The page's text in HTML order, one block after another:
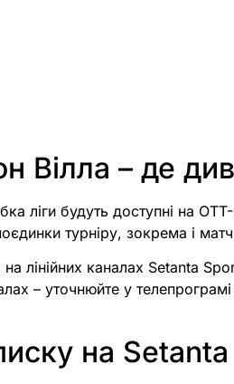
Вілла – де
ліги будуть доступні на
турніру, зокрема і
лінійних каналах Setanta
– уточнюйте у
на